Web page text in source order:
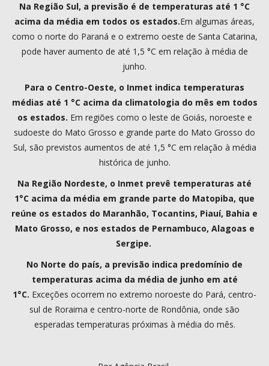
Na Região Sul, a previsão é de temperaturas até 1 °C
acima da média em todos os estados.Em algumas áreas,
como o norte do Paraná e o extremo oeste de Santa Catarina,
pode haver aumento de até 1,5 °C em relação à média de
junho.
Para o Centro-Oeste, o Inmet indica temperaturas
médias até 1 °C acima da climatologia do mês em todos
os estados. Em regiões como o leste de Goiás, noroeste e
sudoeste do Mato Grosso e grande parte do Mato Grosso do
Sul, são previstos aumentos de até 1,5 °C em relação à média
histórica de junho.
Na Região Nordeste, o Inmet prevê temperaturas até
1°C acima da média em grande parte do Matopiba, que
reúne os estados do Maranhão, Tocantins, Piauí, Bahia e
Mato Grosso, e nos estados de Pernambuco, Alagoas e
Sergipe.
No Norte do país, a previsão indica predomínio de
temperaturas acima da média de junho em até
1°C. Exceções ocorrem no extremo noroeste do Pará, centro-
sul de Roraima e centro-norte de Rondônia, onde são
esperadas temperaturas próximas à média do mês.